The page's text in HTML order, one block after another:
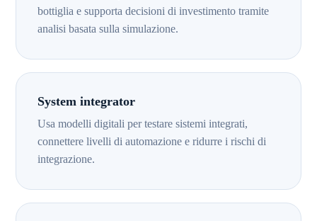
bottiglia e supporta decisioni di investimento tramite
analisi basata sulla simulazione.
System integrator
Usa modelli digitali per testare sistemi integrati,
connettere livelli di automazione e ridurre i rischi di
integrazione.